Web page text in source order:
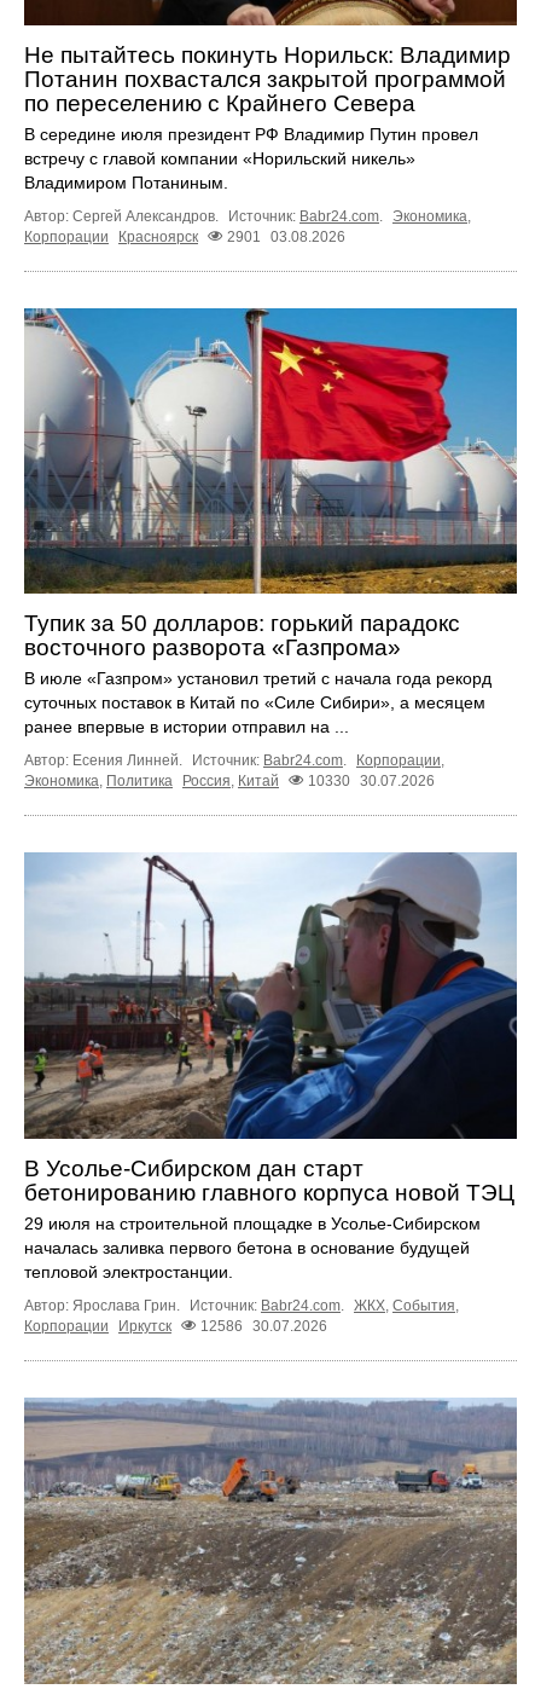
Не пытайтесь покинуть Норильск: Владимир
Потанин похвастался закрытой программой
по переселению с Крайнего Севера
В середине июля президент РФ Владимир Путин провел
встречу с главой компании «Норильский никель»
Владимиром Потаниным.
Автор: Сергей Александров. Источник: Babr24.com Экономика
Корпорации
Красноярск 2901 03.08.2026
Тупик за 50 долларов: горький парадокс
восточного разворота «Газпрома»
В июле «Газпром» установил третий с начала года рекорд
суточных поставок в Китай по «Силе Сибири», а месяцем
ранее впервые в истории отправил на ...
Автор: Есения Линней. Источник: Babr24.com. Корпорации,
Экономика, Политика Россия, Китай 10330 30.07.2026
В Усолье-Сибирском дан старт
бетонированию главного корпуса новой ТЭЦ
29 июля на строительной площадке в Усолье-Сибирском
началась заливка первого бетона в основание будущей
тепловой электростанции.
Автор: Ярослава Грин. Источник: Babr24.com. ЖКХ, События,
Корпорации
Иркутск 12586 30.07.2026